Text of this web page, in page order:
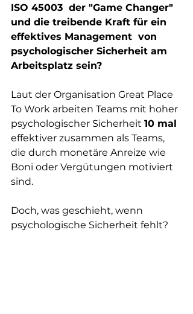
ISO 45003  der "Game Changer"
und die treibende Kraft für ein
effektives Management  von
psychologischer Sicherheit am
Arbeitsplatz sein?
Laut der Organisation Great Place
To Work arbeiten Teams mit hoher
psychologischer Sicherheit 10 mal
effektiver zusammen als Teams,
die durch monetäre Anreize wie
Boni oder Vergütungen motiviert
sind.
Doch, was geschieht, wenn
psychologische Sicherheit fehlt?